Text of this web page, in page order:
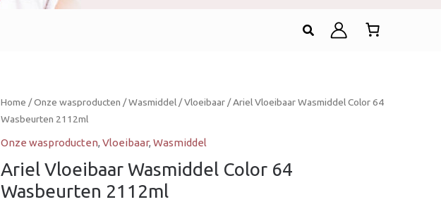
Zoeken
Home /Onze wasproducten /Wasmiddel /Vloeibaar / Ariel Vloeibaar Wasmiddel Color 64
Wasbeurten 2112ml
Onze wasproducten, Vloeibaar, Wasmiddel
Ariel Vloeibaar Wasmiddel Color 64
Wasbeurten 2112ml
Ariel
Vloeibaar
64
Wasbeurten